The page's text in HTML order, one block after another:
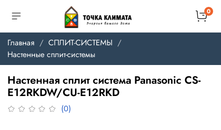
0
Главная
СПЛИТ-СИСТЕМЫ
Настенные сплит-системы
Настенная сплит система Panasonic CS-
E12RKDW/CU-E12RKD
(0)